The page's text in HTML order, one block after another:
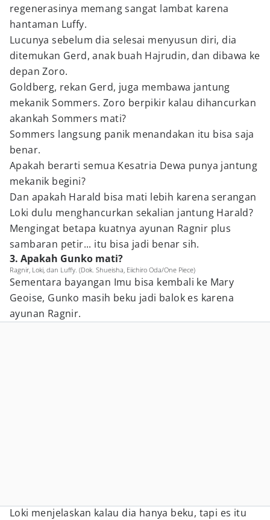
regenerasinya memang sangat lambat karena
hantaman Luffy.
Lucunya sebelum dia selesai menyusun diri, dia
ditemukan Gerd, anak buah Hajrudin, dan dibawa ke
depan Zoro.
Goldberg, rekan Gerd, juga membawa jantung
mekanik Sommers. Zoro berpikir kalau dihancurkan
akankah Sommers mati?
Sommers langsung panik menandakan itu bisa saja
benar.
Apakah berarti semua Kesatria Dewa punya jantung
mekanik begini?
Dan apakah Harald bisa mati lebih karena serangan
Loki dulu menghancurkan sekalian jantung Harald?
Mengingat betapa kuatnya ayunan Ragnir plus
sambaran petir... itu bisa jadi benar sih.
3. Apakah Gunko mati?
Ragnir, Loki, dan Luffy. (Dok. Shueisha, Eiichiro Oda/One Piece)
Sementara bayangan Imu bisa kembali ke Mary
Geoise, Gunko masih beku jadi balok es karena
ayunan Ragnir.
Loki menjelaskan kalau dia hanya beku, tapi es itu